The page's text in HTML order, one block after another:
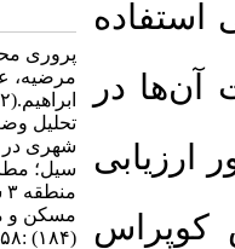
پروری محمدرسول، موغلی
مرضیه، عفیفی محمد
ابراهیم.(۱۴۰۲).
بررسی و
تحلیل وضعیت تاب‌آوری
شهری در برابر مخاطرات
سیل؛ مطالعه موردی
منطقه ۳ شهر شیراز
مسکن و محیط روستا ۴۲
DOI: